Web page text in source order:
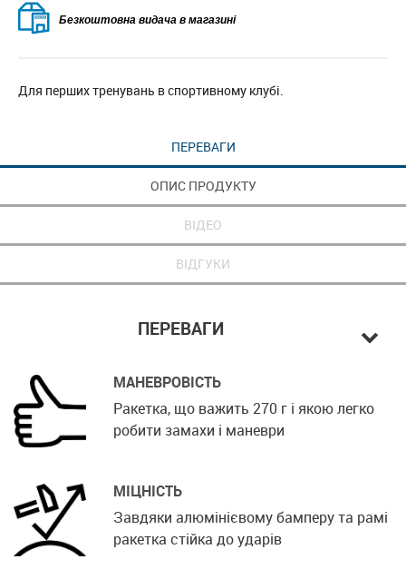
Безкоштовна видача в магазині
Для перших тренувань в спортивному клубі.
ПЕРЕВАГИ
ОПИС ПРОДУКТУ
ВІДЕО
ВІДГУКИ
ПЕРЕВАГИ
МАНЕВРОВІСТЬ
Ракетка, що важить 270 г і якою легко
робити замахи і маневри
МІЦНІСТЬ
Завдяки алюмінієвому бамперу та рамі
ракетка стійка до ударів